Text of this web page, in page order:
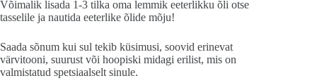
Võimalik lisada 1-3 tilka oma lemmik eeterlikku õli otse
tasselile ja nautida eeterlike õlide mõju!
Saada sõnum kui sul tekib küsimusi, soovid erinevat
värvitooni, suurust või hoopiski midagi erilist, mis on
valmistatud spetsiaalselt sinule.